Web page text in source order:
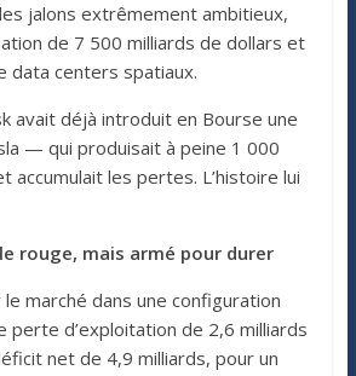
jalons extrêmement ambitieux,
de 7 500 milliards de dollars et
data centers spatiaux.
avait déjà introduit en Bourse une
— qui produisait à peine 1 000
accumulait les pertes. L’histoire lui
rouge, mais armé pour durer
marché dans une configuration
perte d’exploitation de 2,6 milliards
net de 4,9 milliards, pour un